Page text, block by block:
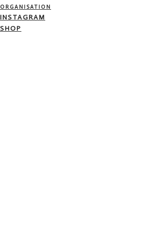
ORGANISATION
INSTAGRAM
SHOP